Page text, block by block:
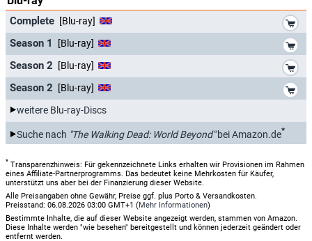
Complete [Blu-ray]
Season 1 [Blu-ray]
Season 2 [Blu-ray]
Season 2 [Blu-ray]
weitere Blu-ray-Discs
Suche nach "The Walking Dead: World Beyond"bei Amazon.de*
* Transparenzhinweis: Für gekennzeichnete Links erhalten wir Provisionen im Rahmen
eines Affiliate-Partnerprogramms. Das bedeutet keine Mehrkosten für Käufer,
unterstützt uns aber bei der Finanzierung dieser Website.
Alle Preisangaben ohne Gewähr, Preise ggf. plus Porto & Versandkosten.
Preisstand: 06.08.2026 03:00 GMT+1 (Mehr Informationen)
Bestimmte Inhalte, die auf dieser Website angezeigt werden, stammen von Amazon.
Diese Inhalte werden "wie besehen" bereitgestellt und können jederzeit geändert oder
entfernt werden.